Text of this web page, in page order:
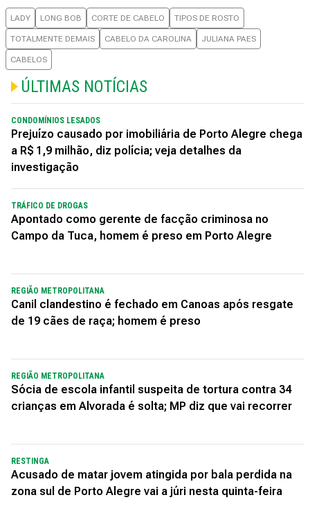
LADY LONG BOB CORTE DE CABELO TIPOS DE ROSTO
TOTALMENTE DEMAIS CABELO DA CAROLINA JULIANA PAES
CABELOS
ÚLTIMAS NOTÍCIAS
CONDOMÍNIOS LESADOS
Prejuízo causado por imobiliária de Porto Alegre chega
a R$ 1,9 milhão, diz polícia; veja detalhes da
investigação
TRÁFICO DE DROGAS
Apontado como gerente de facção criminosa no
Campo da Tuca, homem é preso em Porto Alegre
REGIÃO METROPOLITANA
Canil clandestino é fechado em Canoas após resgate
de 19 cães de raça; homem é preso
REGIÃO METROPOLITANA
Sócia de escola infantil suspeita de tortura contra 34
crianças em Alvorada é solta; MP diz que vai recorrer
RESTINGA
Acusado de matar jovem atingida por bala perdida na
zona sul de Porto Alegre vai a júri nesta quinta-feira